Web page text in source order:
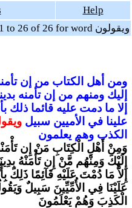
Help
Showing verses 1 to 26 of 26 for word ويقولون
ومن أهل الكتاب من إن
إليك ومنهم من إن تأمنه
إلا ما دمت عليه قائما ذلك
علينا في الأميين سبيل
الكذب وهم يعلمون
وَمِنْ أَهْلِ الْكِتَابِ مَنْ إِن
إِلَيْكَ وَمِنْهُم مَّنْ إِن تَأْمَنْهُ
إِلاَّ مَا دُمْتَ عَلَيْهِ قَآئِمًا ذَلِكَ
عَلَيْنَا فِي الأُمِّيِّينَ سَبِيلٌ
الْكَذِبَ وَهُمْ يَعْلَمُونَ